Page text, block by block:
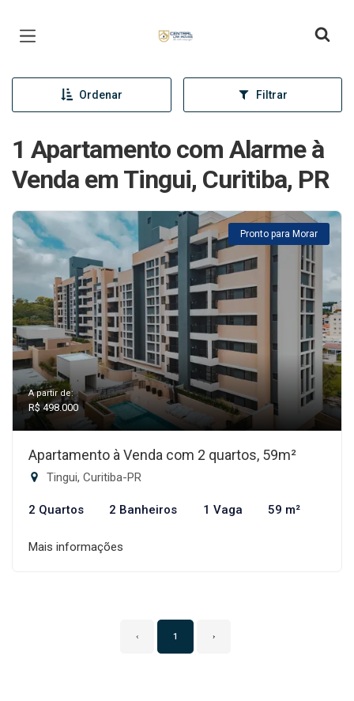
Ordenar Filtrar
1 Apartamento com Alarme à
Venda em Tingui, Curitiba, PR
Pronto para Morar
A partir de:
R$ 498.000
Apartamento à Venda com 2 quartos, 59m²
Tingui, Curitiba-PR
2 Quartos 2 Banheiros 1 Vaga 59 m²
Mais informações
‹ 1 ›